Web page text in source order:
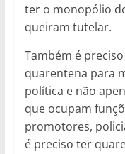
ter o monopólio
queiram tutelar.
Também é
quarentena para
política e não
que ocupam
promotores,
é preciso ter